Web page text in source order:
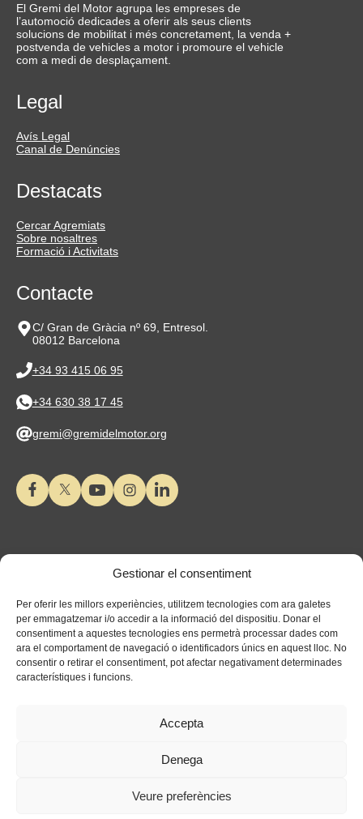
Gestionar el consentiment
Per oferir les millors experiències, utilitzem tecnologies com ara galetes
per emmagatzemar i/o accedir a la informació del dispositiu. Donar el
consentiment a aquestes tecnologies ens permetrà processar dades com
ara el comportament de navegació o identificadors únics en aquest lloc. No
consentir o retirar el consentiment, pot afectar negativament determinades
característiques i funcions.
Accepta
Denega
Veure preferències
El Gremi del Motor agrupa les empreses de
l’automoció dedicades a oferir als seus clients
solucions de mobilitat i més concretament, la venda +
postvenda de vehicles a motor i promoure el vehicle
com a medi de desplaçament.
Legal
Avís Legal
Canal de Denúncies
Destacats
Cercar Agremiats
Sobre nosaltres
Formació i Activitats
Contacte
C/ Gran de Gràcia nº 69, Entresol.
08012 Barcelona
+34 93 415 06 95
+34 630 38 17 45
gremi@gremidelmotor.org